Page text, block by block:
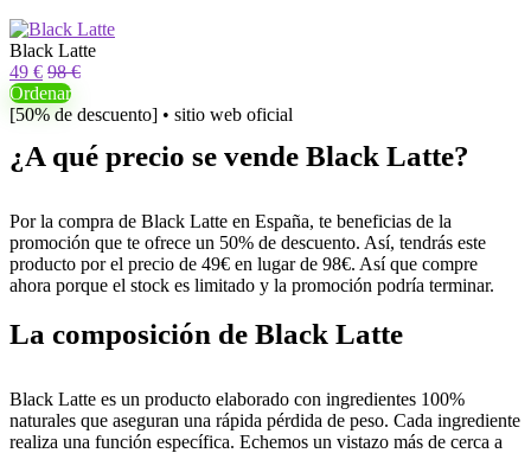
Black Latte
49 € 98 €
Ordenar
[50% de descuento] • sitio web oficial
¿A qué precio se vende Black Latte?
Por la compra de Black Latte en España, te beneficias de la
promoción que te ofrece un 50% de descuento. Así, tendrás este
producto por el precio de 49€ en lugar de 98€. Así que compre
ahora porque el stock es limitado y la promoción podría terminar.
La composición de Black Latte
Black Latte es un producto elaborado con ingredientes 100%
naturales que aseguran una rápida pérdida de peso. Cada ingrediente
realiza una función específica. Echemos un vistazo más de cerca a